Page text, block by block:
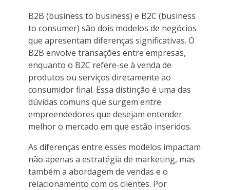
B2B (business to business) e B2C (business
to consumer) são dois modelos de negócios
que apresentam diferenças significativas. O
B2B envolve transações entre empresas,
enquanto o B2C refere-se à venda de
produtos ou serviços diretamente ao
consumidor final. Essa distinção é uma das
dúvidas comuns que surgem entre
empreendedores que desejam entender
melhor o mercado em que estão inseridos.
As diferenças entre esses modelos impactam
não apenas a estratégia de marketing, mas
também a abordagem de vendas e o
relacionamento com os clientes. Por